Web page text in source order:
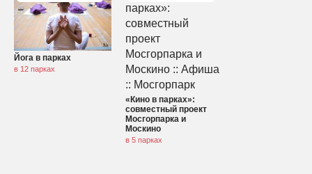
Йога в парках
в 12 парках
«Кино в парках»:
совместный проект
Мосгорпарка и
Москино
в 5 парках